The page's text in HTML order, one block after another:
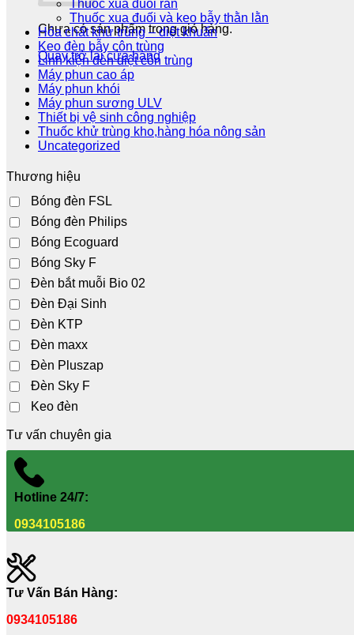
Chưa có sản phẩm trong giỏ hàng.
Quay trở lại cửa hàng
Thuốc xua đuổi rắn
Thuốc xua đuối và keo bẫy thằn lằn
Hóa chất khử trùng – diệt khuẩn
Keo đèn bẫy côn trùng
Linh kiện đèn diệt côn trùng
Máy phun cao áp
Máy phun khói
Máy phun sương ULV
Thiết bị vệ sinh công nghiệp
Thuốc khử trùng kho,hàng hóa nông sản
Uncategorized
Thương hiệu
Bóng đèn FSL
Bóng đèn Philips
Bóng Ecoguard
Bóng Sky F
Đèn bắt muỗi Bio 02
Đèn Đại Sinh
Đèn KTP
Đèn maxx
Đèn Pluszap
Đèn Sky F
Keo đèn
Tư vấn chuyên gia
Hotline 24/7:
0934105186
Tư Vấn Bán Hàng:
0934105186